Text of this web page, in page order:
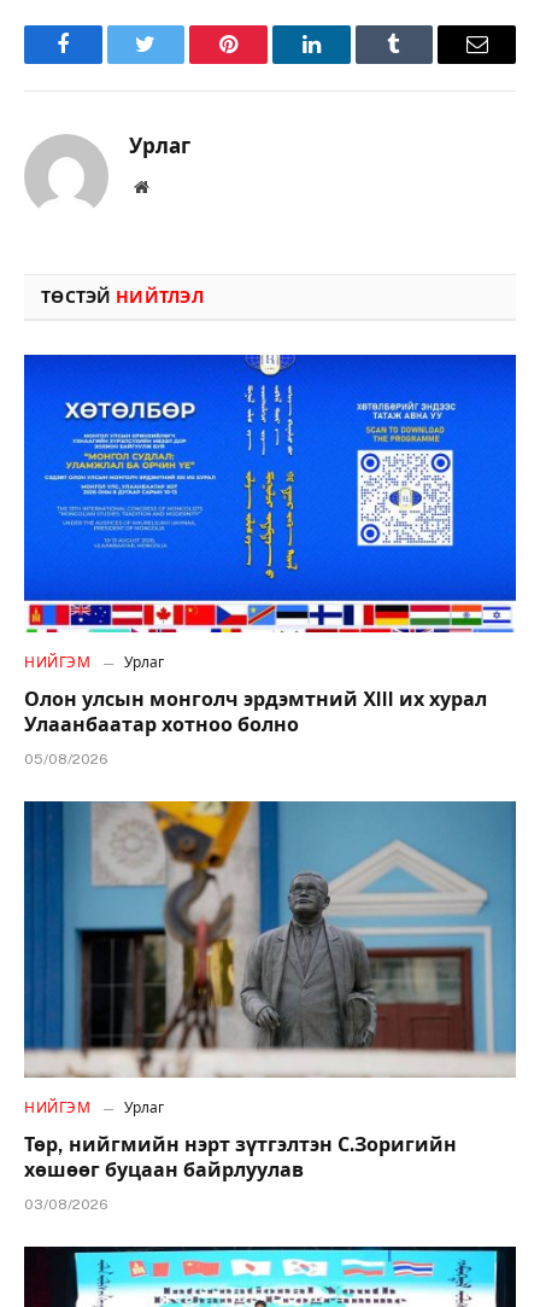
FacebookTwitter Pinterest LinkedInTumblr Имэйл
Урлаг
Вэбсайт
ТӨСТЭЙ НИЙТЛЭЛ
НИЙГЭМ Урлаг
Олон улсын монголч эрдэмтний XIII их хурал
Улаанбаатар хотноо болно
05/08/2026
НИЙГЭМ Урлаг
Төр, нийгмийн нэрт зүтгэлтэн С.Зоригийн
хөшөөг буцаан байрлуулав
03/08/2026